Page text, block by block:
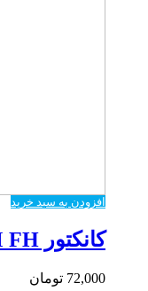
افزودن به سبد خرید
کانکتور 1.25MM FH سیمدار 12 پین
72,000 تومان